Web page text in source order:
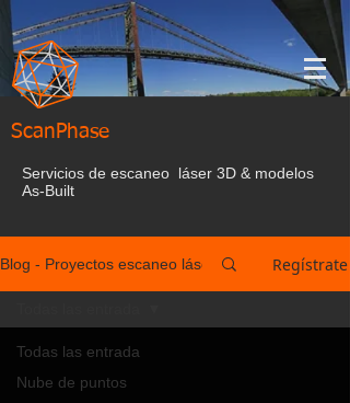
ScanPhase
Servicios de escaneo láser 3D & modelos
As-Built
Blog - Proyectos escaneo láser España Regístrate
Todas las entrada
Nube de puntos